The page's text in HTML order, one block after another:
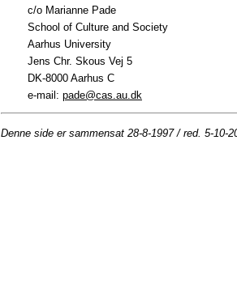
c/o Marianne Pade
School of Culture and Society
Aarhus University
Jens Chr. Skous Vej 5
DK-8000 Aarhus C
e-mail: pade@cas.au.dk
Denne side er sammensat 28-8-1997 / red. 5-10-